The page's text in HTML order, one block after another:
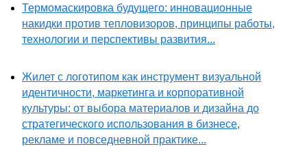
Термомаскировка будущего: инновационные
накидки против тепловизоров, принципы работы,
технологии и перспективы развития...
Жилет с логотипом как инструмент визуальной
идентичности, маркетинга и корпоративной
культуры: от выбора материалов и дизайна до
стратегического использования в бизнесе,
рекламе и повседневной практике...